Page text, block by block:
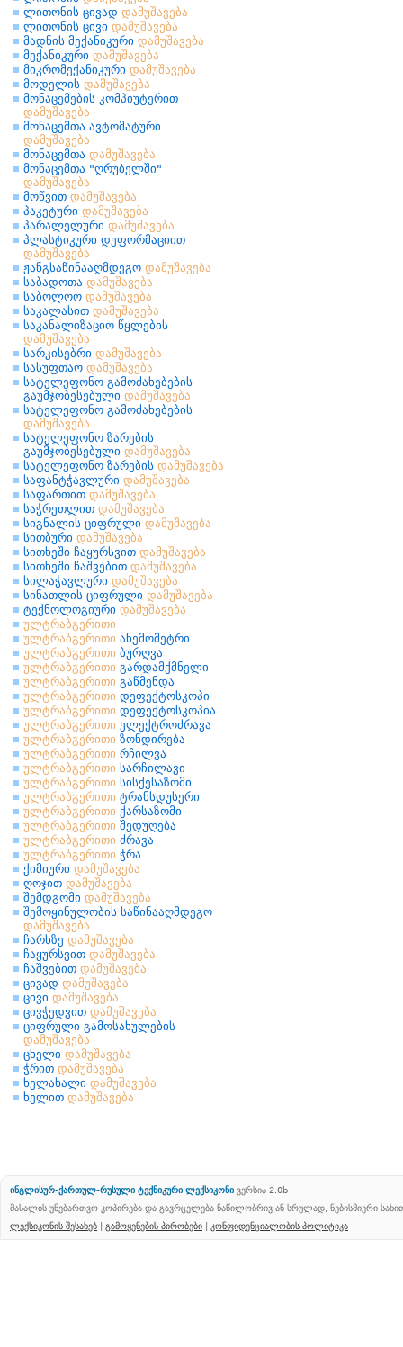
ლითონის ცივად დამუშავება
ლითონის ცივი დამუშავება
მადნის მექანიკური დამუშავება
მექანიკური დამუშავება
მიკრომექანიკური დამუშავება
მოდელის დამუშავება
მონაცემების კომპიუტერით
დამუშავება
მონაცემთა ავტომატური
დამუშავება
მონაცემთა დამუშავება
მონაცემთა "ღრუბელში"
დამუშავება
მოწვით დამუშავება
პაკეტური დამუშავება
პარალელური დამუშავება
პლასტიკური დეფორმაციით
დამუშავება
ჟანგსაწინააღმდეგო დამუშავება
საბადოთა დამუშავება
საბოლოო დამუშავება
საკალასით დამუშავება
საკანალიზაციო წყლების
დამუშავება
სარკისებრი დამუშავება
სასუფთაო დამუშავება
სატელეფონო გამოძახებების
გაუმჯობესებული დამუშავება
სატელეფონო გამოძახებების
დამუშავება
სატელეფონო ზარების
გაუმჯობესებული დამუშავება
სატელეფონო ზარების დამუშავება
საფანტჭავლური დამუშავება
საფართით დამუშავება
საჭრეთლით დამუშავება
სიგნალის ციფრული დამუშავება
სითბური დამუშავება
სითხეში ჩაყურსვით დამუშავება
სითხეში ჩაშვებით დამუშავება
სილაჭავლური დამუშავება
სინათლის ციფრული დამუშავება
ტექნოლოგიური დამუშავება
ულტრაბგერითი
ულტრაბგერითი ანემომეტრი
ულტრაბგერითი ბურღვა
ულტრაბგერითი გარდამქმნელი
ულტრაბგერითი გაწმენდა
ულტრაბგერითი დეფექტოსკოპი
ულტრაბგერითი დეფექტოსკოპია
ულტრაბგერითი ელექტროძრავა
ულტრაბგერითი ზონდირება
ულტრაბგერითი რჩილვა
ულტრაბგერითი სარჩილავი
ულტრაბგერითი სისქესაზომი
ულტრაბგერითი ტრანსდუსერი
ულტრაბგერითი ქარსაზომი
ულტრაბგერითი შედუღება
ულტრაბგერითი ძრავა
ულტრაბგერითი ჭრა
ქიმიური დამუშავება
ღოჯით დამუშავება
შემდგომი დამუშავება
შემოყინულობის საწინააღმდეგო
დამუშავება
ჩარხზე დამუშავება
ჩაყურსვით დამუშავება
ჩაშვებით დამუშავება
ცივად დამუშავება
ცივი დამუშავება
ცივჭედვით დამუშავება
ციფრული გამოსახულების
დამუშავება
ცხელი დამუშავება
ჭრით დამუშავება
ხელახალი დამუშავება
ხელით დამუშავება
ინგლისურ-ქართულ-რუსული ტექნიკური ლექსიკონი ვერსია 2.0b
მასალის უნებართვო კოპირება და გავრცელება ნაწილობრივ ან სრულად, ნებისმიერი
ლექსიკონის შესახებ | გამოყენების პირობები | კონფიდენციალობის პოლიტიკა